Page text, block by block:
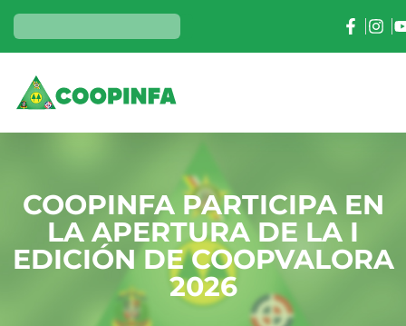
COOPINFA PARTICIPA EN
LA APERTURA DE LA I
EDICIÓN DE COOPVALORA
2026